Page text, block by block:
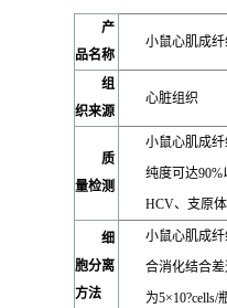
产
品名称
小鼠心肌成
组
织来源
心脏组织
质
量检测
小鼠心肌成
纯度可达90%
HCV、支原
细
胞分离
方法
小鼠心肌成
合消化结合
为5×10?cells/